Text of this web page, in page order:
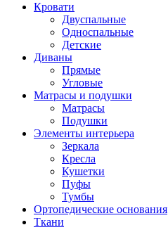
Кровати
Двуспальные
Односпальные
Детские
Диваны
Прямые
Угловые
Матрасы и подушки
Матрасы
Подушки
Элементы интерьера
Зеркала
Кресла
Кушетки
Пуфы
Тумбы
Ортопедические основания
Ткани